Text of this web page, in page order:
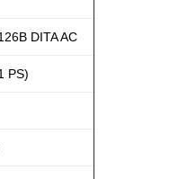
DITA AC
PS)